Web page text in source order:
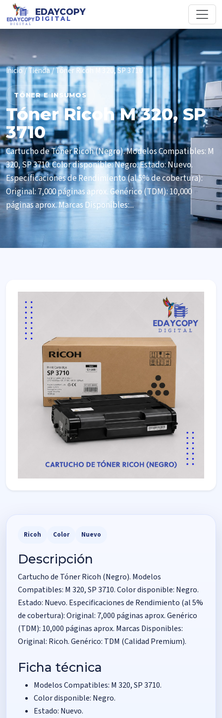
EDAYCOPY
DIGITAL
Inicio/Tienda/ Tóner Ricoh M 320, SP 3710
TÓNER E INSUMOS
Tóner Ricoh M 320, SP
3710
Cartucho de Tóner Ricoh (Negro). Modelos Compatibles: M
320, SP 3710. Color disponible: Negro. Estado: Nuevo.
Especificaciones de Rendimiento (al 5% de cobertura):
Original: 7,000 páginas aprox. Genérico (TDM): 10,000
páginas aprox. Marcas Disponibles:...
Ricoh Color Nuevo
Descripción
Cartucho de Tóner Ricoh (Negro). Modelos
Compatibles: M 320, SP 3710. Color disponible: Negro.
Estado: Nuevo. Especificaciones de Rendimiento (al 5%
de cobertura): Original: 7,000 páginas aprox. Genérico
(TDM): 10,000 páginas aprox. Marcas Disponibles:
Original: Ricoh. Genérico: TDM (Calidad Premium).
Ficha técnica
Modelos Compatibles: M 320, SP 3710.
Color disponible: Negro.
Estado: Nuevo.